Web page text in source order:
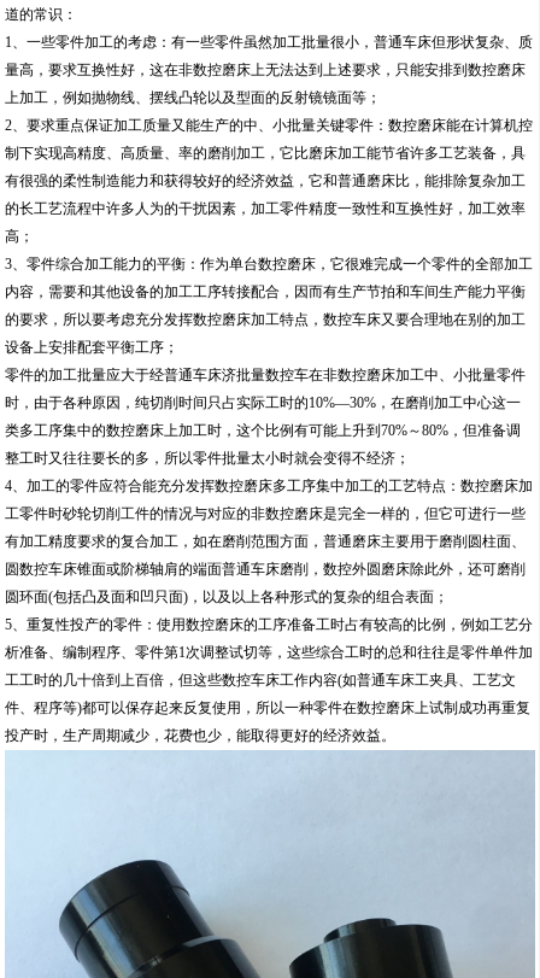
道的常识：
1、一些零件加工的考虑：有一些零件虽然加工批量很小，普通车床但形状复杂、质
量高，要求互换性好，这在非数控磨床上无法达到上述要求，只能安排到数控磨床
上加工，例如抛物线、摆线凸轮以及型面的反射镜镜面等；
2、要求重点保证加工质量又能生产的中、小批量关键零件：数控磨床能在计算机控
制下实现高精度、高质量、率的磨削加工，它比磨床加工能节省许多工艺装备，具
有很强的柔性制造能力和获得较好的经济效益，它和普通磨床比，能排除复杂加工
的长工艺流程中许多人为的干扰因素，加工零件精度一致性和互换性好，加工效率
高；
3、零件综合加工能力的平衡：作为单台数控磨床，它很难完成一个零件的全部加工
内容，需要和其他设备的加工工序转接配合，因而有生产节拍和车间生产能力平衡
的要求，所以要考虑充分发挥数控磨床加工特点，数控车床又要合理地在别的加工
设备上安排配套平衡工序；
零件的加工批量应大于经普通车床济批量数控车在非数控磨床加工中、小批量零件
时，由于各种原因，纯切削时间只占实际工时的10%—30%，在磨削加工中心这一
类多工序集中的数控磨床上加工时，这个比例有可能上升到70%～80%，但准备调
整工时又往往要长的多，所以零件批量太小时就会变得不经济；
4、加工的零件应符合能充分发挥数控磨床多工序集中加工的工艺特点：数控磨床加
工零件时砂轮切削工件的情况与对应的非数控磨床是完全一样的，但它可进行一些
有加工精度要求的复合加工，如在磨削范围方面，普通磨床主要用于磨削圆柱面、
圆数控车床锥面或阶梯轴肩的端面普通车床磨削，数控外圆磨床除此外，还可磨削
圆环面(包括凸及面和凹只面)，以及以上各种形式的复杂的组合表面；
5、重复性投产的零件：使用数控磨床的工序准备工时占有较高的比例，例如工艺分
析准备、编制程序、零件第1次调整试切等，这些综合工时的总和往往是零件单件加
工工时的几十倍到上百倍，但这些数控车床工作内容(如普通车床工夹具、工艺文
件、程序等)都可以保存起来反复使用，所以一种零件在数控磨床上试制成功再重复
投产时，生产周期减少，花费也少，能取得更好的经济效益。